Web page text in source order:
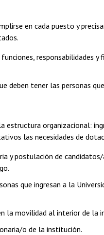
en cada puesto y
responsabilidades
deben tener las personas
organizacional:
las necesidades de
y postulación de
que ingresan a la
la movilidad al interior de la
o de la institución.